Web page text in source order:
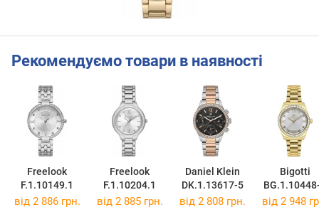
Рекомендуємо товари в наявності
Freelook
F.1.10149.1
Freelook
F.1.10204.1
Daniel Klein
DK.1.13617-5
Bigotti
від 2 886 грн. від 2 885 грн. від 2 808 грн. від 2 948